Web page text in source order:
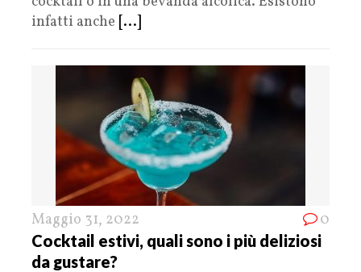
infatti anche [...]
Maggio 31, 2022 0
Cocktail estivi, quali sono i più deliziosi
da gustare?